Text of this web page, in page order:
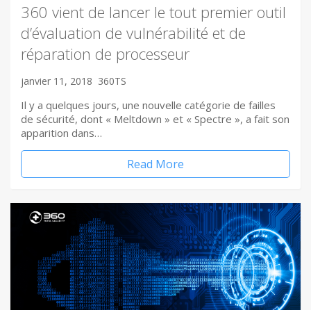
360 vient de lancer le tout premier outil
d’évaluation de vulnérabilité et de
réparation de processeur
janvier 11, 2018 360TS
Il y a quelques jours, une nouvelle catégorie de failles
de sécurité, dont « Meltdown » et « Spectre », a fait son
apparition dans…
Read More